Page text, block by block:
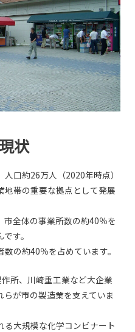
状
口約26万人（2020年時点）
地帯の重要な拠点として発展
全体の事業所数の約40％を
す。
の約40％を占めています。
所、川崎重工業など大企業
が市の製造業を支えていま
大規模な化学コンビナート